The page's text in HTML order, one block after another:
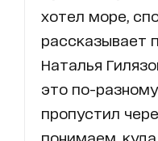
хотел море,
рассказывает
Наталья
это по-
пропустил
понимаем,